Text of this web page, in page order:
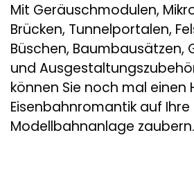
Mit Geräuschmodulen,
Brücken, Tunnelportalen,
Büschen, Baumbausätzen,
und
können Sie noch mal einen
Eisenbahnromantik auf Ihre
Modellbahnanlage zaubern.